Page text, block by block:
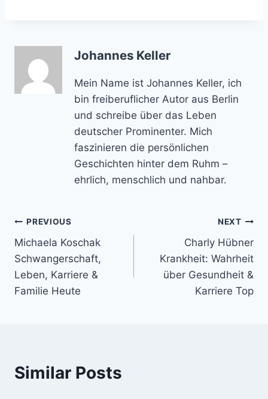
Johannes Keller
Mein Name ist Johannes Keller, ich
bin freiberuflicher Autor aus Berlin
und schreibe über das Leben
deutscher Prominenter. Mich
faszinieren die persönlichen
Geschichten hinter dem Ruhm –
ehrlich, menschlich und nahbar.
Post
navigation
PREVIOUS
Michaela Koschak
Schwangerschaft,
Leben, Karriere &
Familie Heute
NEXT
Charly Hübner
Krankheit: Wahrheit
über Gesundheit &
Karriere Top
Similar Posts